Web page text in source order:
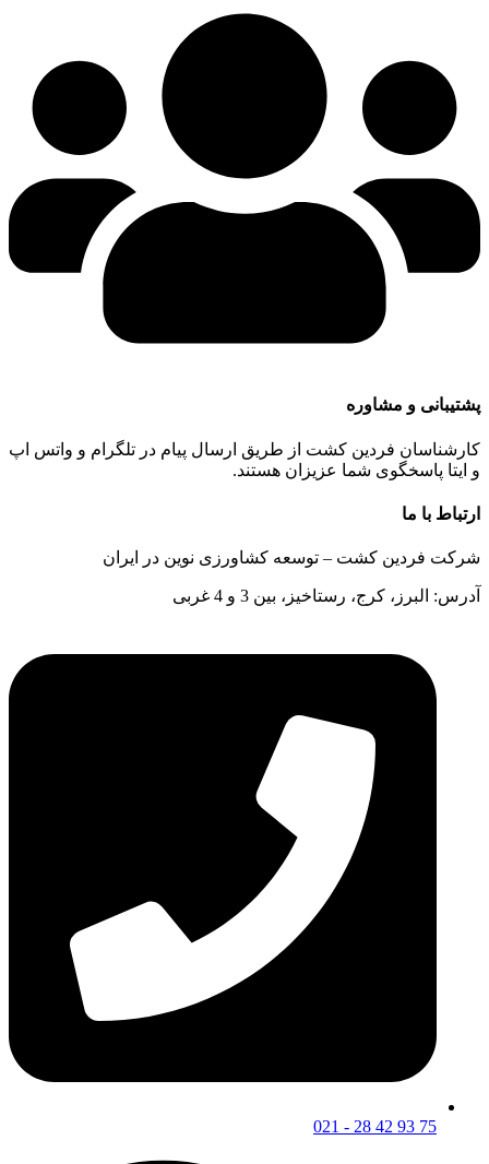
پشتیبانی و مشاوره
کارشناسان فردین کشت از طریق ارسال پیام در تلگرام و واتس اپ
و ایتا پاسخگوی شما عزیزان هستند.
ارتباط با ما
شرکت فردین کشت – توسعه کشاورزی نوین در ایران
آدرس: البرز، کرج، رستاخیز، بین 3 و 4 غربی
75 93 42 28 - 021